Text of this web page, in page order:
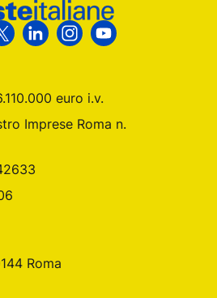
Poste Italiane su Facebook
Segui Poste Italiane su X
Segui Poste Italiane su
Segui Poste Italiane
Segui Poste
euro i.v.
Imprese Roma n.
Roma